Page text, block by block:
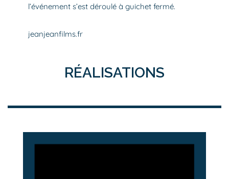
l’événement s’est déroulé à guichet fermé.
jeanjeanfilms.fr
RÉALISATIONS